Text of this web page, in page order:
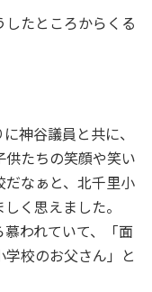
たところからくる
神谷議員と共に、
たちの笑顔や笑い
なぁと、北千里小
く思えました。
われていて、「面
校のお父さん」と